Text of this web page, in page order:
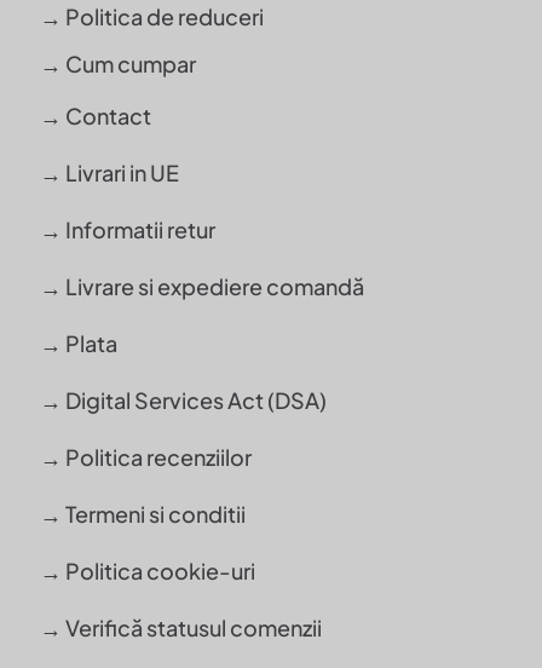
→ Politica de reduceri
→ Cum cumpar
→ Contact
→ Livrari in UE
→ Informatii retur
→ Livrare si expediere comandă
→ Plata
→ Digital Services Act (DSA)
→ Politica recenziilor
→ Termeni si conditii
→ Politica cookie-uri
→ Verifică statusul comenzii